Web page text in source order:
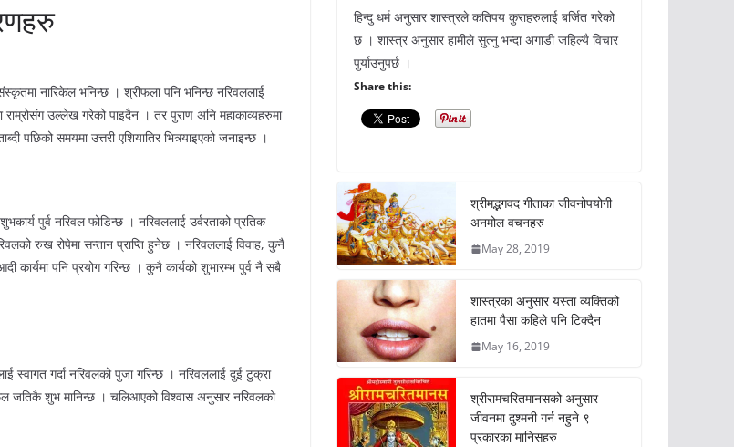
नारिकेल भनिन्छ । श्रीफला पनि भनिन्छ नरिवललाई
उल्लेख गरेको पाइदैन । तर पुराण अनि महाकाव्यहरुमा
पछिको समयमा उत्तरी एशियातिर भित्र्याइएको जनाइन्छ ।
पुर्व नरिवल फोडिन्छ । नरिवललाई उर्वरताको प्रतिक
रुख रोपेमा सन्तान प्राप्ति हुनेछ । नरिवललाई विवाह, कुनै
कार्यमा पनि प्रयोग गरिन्छ । कुनै कार्यको शुभारम्भ पुर्व नै सबै
स्वागत गर्दा नरिवलको पुजा गरिन्छ । नरिवललाई दुई टुक्रा
जतिकै शुभ मानिन्छ । चलिआएको विश्वास अनुसार नरिवलको
हिन्दु धर्म अनुसार शास्त्रले कतिपय कुराहरुलाई बर्जित गरेको
छ । शास्त्र अनुसार हामीले सुत्नु भन्दा अगाडी जहिल्यै विचार
पुर्याउनुपर्छ ।
Share this:
श्रीमद्भगवद गीताका जीवनोपयोगी
अनमोल वचनहरु
May 28, 2019
शास्त्रका अनुसार यस्ता व्यक्तिको
हातमा पैसा कहिले पनि टिक्दैन
May 16, 2019
श्रीरामचरितमानसको अनुसार
जीवनमा दुश्मनी गर्न नहुने ९
प्रकारका मानिसहरु